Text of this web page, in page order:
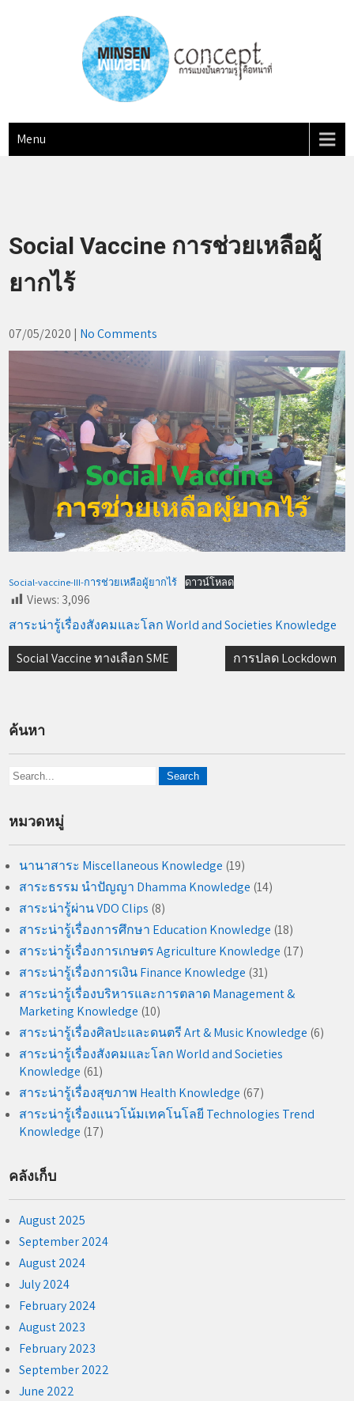
MINSEN Concept
Menu
Social Vaccine การช่วยเหลือผู้
ยากไร้
07/05/2020 | No Comments
Social-vaccine-III-การช่วยเหลือผู้ยากไร้ ดาวน์โหลด
Views: 3,096
สาระน่ารู้เรื่องสังคมและโลก World and Societies Knowledge
Post
navigation
Social Vaccine ทางเลือก SME การปลด Lockdown
ค้นหา
หมวดหมู่
นานาสาระ Miscellaneous Knowledge (19)
สาระธรรม นำปัญญา Dhamma Knowledge (14)
สาระน่ารู้ผ่าน VDO Clips (8)
สาระน่ารู้เรื่องการศึกษา Education Knowledge (18)
สาระน่ารู้เรื่องการเกษตร Agriculture Knowledge (17)
สาระน่ารู้เรื่องการเงิน Finance Knowledge (31)
สาระน่ารู้เรื่องบริหารและการตลาด Management &
Marketing Knowledge (10)
สาระน่ารู้เรื่องศิลปะและดนตรี Art & Music Knowledge (6)
สาระน่ารู้เรื่องสังคมและโลก World and Societies
Knowledge (61)
สาระน่ารู้เรื่องสุขภาพ Health Knowledge (67)
สาระน่ารู้เรื่องแนวโน้มเทคโนโลยี Technologies Trend
Knowledge (17)
คลังเก็บ
August 2025
September 2024
August 2024
July 2024
February 2024
August 2023
February 2023
September 2022
June 2022